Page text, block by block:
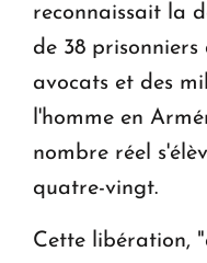
reconnaissait la
de 38
avocats et des
l'homme en
nombre réel
quatre-vingt.
Cette libération,